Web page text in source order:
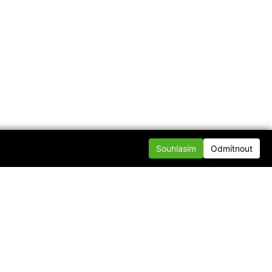
Souhlasím Odmítnout